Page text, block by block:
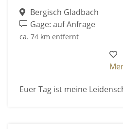
Bergisch Gladbach
Gage: auf Anfrage
ca. 74 km entfernt
Euer Tag ist meine